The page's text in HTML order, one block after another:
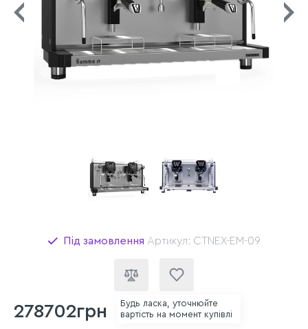
Під замовлення Артикул: CTNEX-EM-09
278702грн
Будь ласка, уточнюйте
вартість на момент купівлі